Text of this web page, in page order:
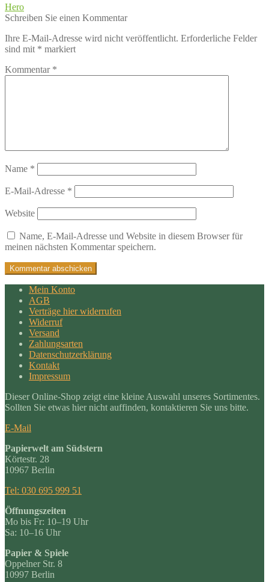
Beitragsnavigation
Vorheriger
Beitrag:
Hero
Schreiben Sie einen Kommentar
Ihre E-Mail-Adresse wird nicht veröffentlicht. Erforderliche Felder
sind mit * markiert
Kommentar *
Name *
E-Mail-Adresse *
Website
Name, E-Mail-Adresse und Website in diesem Browser für
meinen nächsten Kommentar speichern.
Mein Konto
AGB
Verträge hier widerrufen
Widerruf
Versand
Zahlungsarten
Datenschutzerklärung
Kontakt
Impressum
Dieser Online-Shop zeigt eine kleine Auswahl unseres Sortimentes.
Sollten Sie etwas hier nicht auffinden, kontaktieren Sie uns bitte.
E-Mail
Papierwelt am Südstern
Körtestr. 28
10967 Berlin
Tel: 030 695 999 51
Öffnungszeiten
Mo bis Fr: 10–19 Uhr
Sa: 10–16 Uhr
Papier & Spiele
Oppelner Str. 8
10997 Berlin